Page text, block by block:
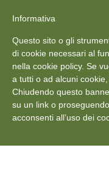
+39 011 18867102
Aceper
Vedi: Protezione
Informativa
Questo sito o gli
di cookie necessari al
nella cookie policy. Se
a tutti o ad alcuni
Chiudendo questo
su un link o
acconsenti all’uso dei